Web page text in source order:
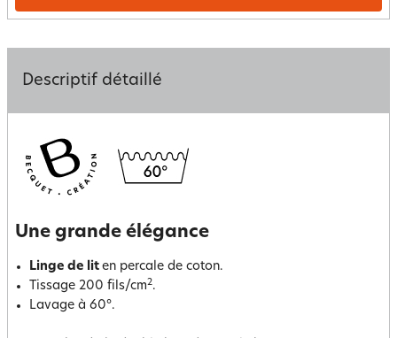
Descriptif détaillé
Une grande élégance
Linge de lit en percale de coton.
Tissage 200 fils/cm2.
Lavage à 60°.